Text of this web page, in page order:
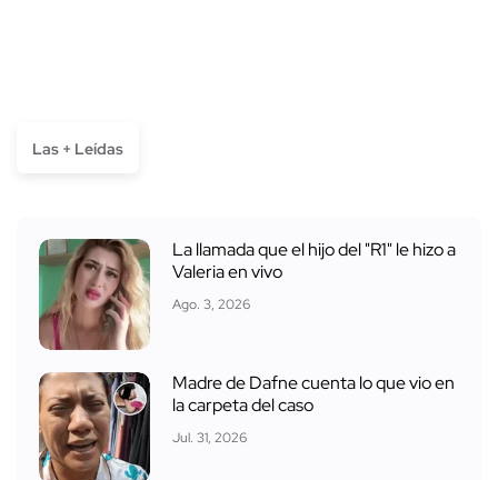
Las + Leídas
La llamada que el hijo del "R1" le hizo a
Valeria en vivo
Ago. 3, 2026
Madre de Dafne cuenta lo que vio en
la carpeta del caso
Jul. 31, 2026